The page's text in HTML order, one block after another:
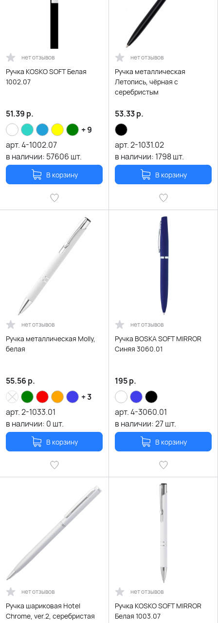
нет отзывов
Ручка KOSKO SOFT Белая
1002.07
51.39 р.
+ 9
арт.4-1002.07
в наличии: 57606 шт.
В корзину
нет отзывов
Ручка металлическая
Летопись, чёрная с
серебристым
53.33р.
арт.2-1031.02
в наличии: 1798шт.
В корзину
нет отзывов
Ручка металлическая Molly,
белая
55.56 р.
+ 3
арт.2-1033.01
в наличии: 0 шт.
В корзину
нет отзывов
Ручка BOSKA SOFT MIRROR
Синяя 3060.01
195р.
арт.4-3060.01
в наличии:27шт.
В корзину
нет отзывов
Ручка шариковая Hotel
Chrome, ver.2, серебристая
нет отзывов
Ручка KOSKO SOFT MIRROR
Белая 1003.07